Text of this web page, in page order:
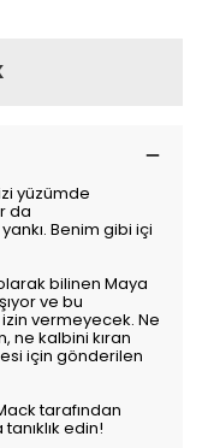
yüzümde
da
Benim gibi içi
bilinen Maya
ve bu
izin vermeyecek. Ne
ne kalbini kıran
için gönderilen
tarafından
edin!